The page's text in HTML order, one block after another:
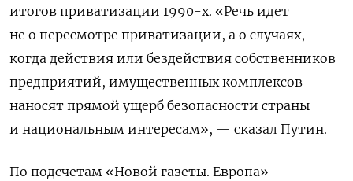
итогов приватизации 1990-х. «Речь идет
не о пересмотре приватизации, а о случаях,
когда действия или бездействия собственников
предприятий, имущественных комплексов
наносят прямой ущерб безопасности страны
и национальным интересам», — сказал Путин.
По подсчетам «Новой газеты. Европа»